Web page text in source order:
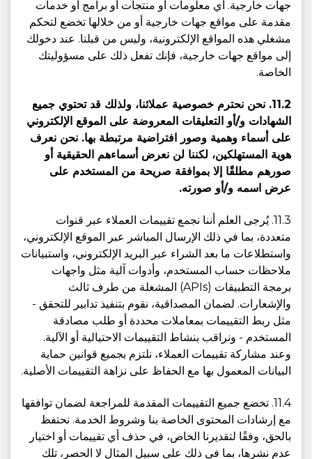
جهات خارجية. أي معلومات أو منتجات أو برامج أو خدمات
مقدمة على مواقع جهات خارجية أو من خلالها تخضع لتحكم
مشغلي هذه المواقع الإلكترونية، وليس من قبلنا. عند دخولك
إلى مواقع جهات خارجية، فإنك تفعل ذلك على مسؤوليتك
الخاصة.
11.2. نحن نحترم خصوصية عملائنا، ولذلك قد تحتوي جميع
الشهادات و/أو التعليقات المعروضة على الموقع الإلكتروني
على أسماء وهمية وصور افتراضية مرتبطة بها. نحن نعرف
هوية المستهلكين، لكننا لن نعرض أسماءهم الحقيقية أو
صورهم مطلقًا إلا بموافقة صريحة من المستخدم على
عرض اسمه و/أو صورته.
11.3. يُرجى العلم أننا نجمع تقييمات العملاء عبر قنوات
متعددة، بما في ذلك الإرسال المباشر عبر الموقع الإلكتروني،
واستطلاعات ما بعد الشراء عبر البريد الإلكتروني، واستبيانات
ملاحظات حساب المستخدم، وأدوات آلية مثل واجهات
برمجة التطبيقات (APIs) المشغلة من طرف ثالث
والإشعارات. لضمان المصداقية، نقوم بتنفيذ تدابير للتحقق -
مثل ربط التقييمات بمعاملات محددة أو طلب مصادقة
المستخدم - ونراقب بنشاط التقييمات الاحتيالية أو الآلية.
وعند مشاركة تقييمات العملاء، نلتزم بجميع قوانين حماية
البيانات المعمول بها مع الحفاظ على نزاهة التقييمات الأصلية.
11.4. تخضع جميع التقييمات المقدمة للمراجعة لضمان توافقها
مع إرشادات المحتوى الخاصة بنا وشروط الخدمة. نحتفظ
بالحق، وفقًا لتقديرنا الخاص، في حذف أي تقييمات أو اختيار
عدم نشرها، بما في ذلك على سبيل المثال لا الحصر، تلك